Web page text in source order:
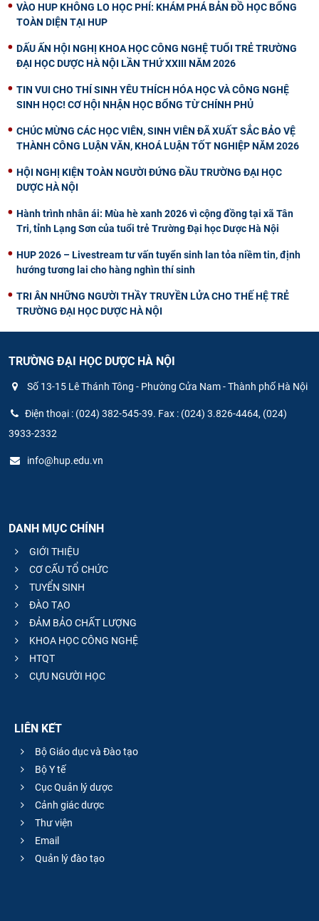
VÀO HUP KHÔNG LO HỌC PHÍ: KHÁM PHÁ BẢN ĐỒ HỌC BỔNG
TOÀN DIỆN TẠI HUP
DẤU ẤN HỘI NGHỊ KHOA HỌC CÔNG NGHỆ TUỔI TRẺ TRƯỜNG
ĐẠI HỌC DƯỢC HÀ NỘI LẦN THỨ XXIII NĂM 2026
TIN VUI CHO THÍ SINH YÊU THÍCH HÓA HỌC VÀ CÔNG NGHỆ
SINH HỌC! CƠ HỘI NHẬN HỌC BỔNG TỪ CHÍNH PHỦ
CHÚC MỪNG CÁC HỌC VIÊN, SINH VIÊN ĐÃ XUẤT SẮC BẢO VỆ
THÀNH CÔNG LUẬN VĂN, KHOÁ LUẬN TỐT NGHIỆP NĂM 2026
HỘI NGHỊ KIỆN TOÀN NGƯỜI ĐỨNG ĐẦU TRƯỜNG ĐẠI HỌC
DƯỢC HÀ NỘI
Hành trình nhân ái: Mùa hè xanh 2026 vì cộng đồng tại xã Tân
Tri, tỉnh Lạng Sơn của tuổi trẻ Trường Đại học Dược Hà Nội
HUP 2026 – Livestream tư vấn tuyển sinh lan tỏa niềm tin, định
hướng tương lai cho hàng nghìn thí sinh
TRI ÂN NHỮNG NGƯỜI THẦY TRUYỀN LỬA CHO THẾ HỆ TRẺ
TRƯỜNG ĐẠI HỌC DƯỢC HÀ NỘI
TRƯỜNG ĐẠI HỌC DƯỢC HÀ NỘI
Số 13-15 Lê Thánh Tông - Phường Cửa Nam - Thành phố Hà Nội
Điện thoại : (024) 382-545-39. Fax : (024) 3.826-4464, (024)
3933-2332
info@hup.edu.vn
DANH MỤC CHÍNH
GIỚI THIỆU
CƠ CẤU TỔ CHỨC
TUYỂN SINH
ĐÀO TẠO
ĐẢM BẢO CHẤT LƯỢNG
KHOA HỌC CÔNG NGHỆ
HTQT
CỰU NGƯỜI HỌC
LIÊN KẾT
Bộ Giáo dục và Đào tạo
Bộ Y tế
Cục Quản lý dược
Cảnh giác dược
Thư viện
Email
Quản lý đào tạo